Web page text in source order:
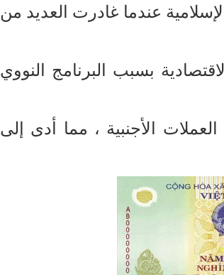
في عام 1979 بعد الثورة الإسلامية عندما غادرت العديد من
بسبب البرنامج النووي
الأجنبية ، مما أدى إلى